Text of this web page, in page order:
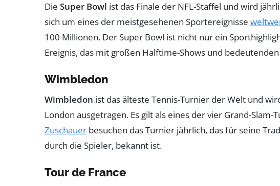
Die Super Bowl ist das Finale der NFL-Staffel und wird
sich um eines der meistgesehenen Sportereignisse
100 Millionen. Der Super Bowl ist nicht nur ein
Ereignis, das mit großen Halftime-Shows und
Wimbledon
Wimbledon ist das älteste Tennis-Turnier der Welt und
London ausgetragen. Es gilt als eines der vier Grand-
Zuschauer besuchen das Turnier jährlich, das für seine
durch die Spieler, bekannt ist.
Tour de France